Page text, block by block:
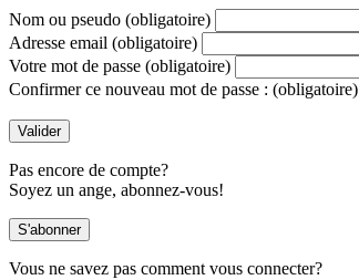
Nom ou pseudo (obligatoire)
Adresse email (obligatoire)
Votre mot de passe (obligatoire)
Confirmer ce nouveau mot de passe : (obligatoire)
Pas encore de compte?
Soyez un ange, abonnez-vous!
Vous ne savez pas comment vous connecter?